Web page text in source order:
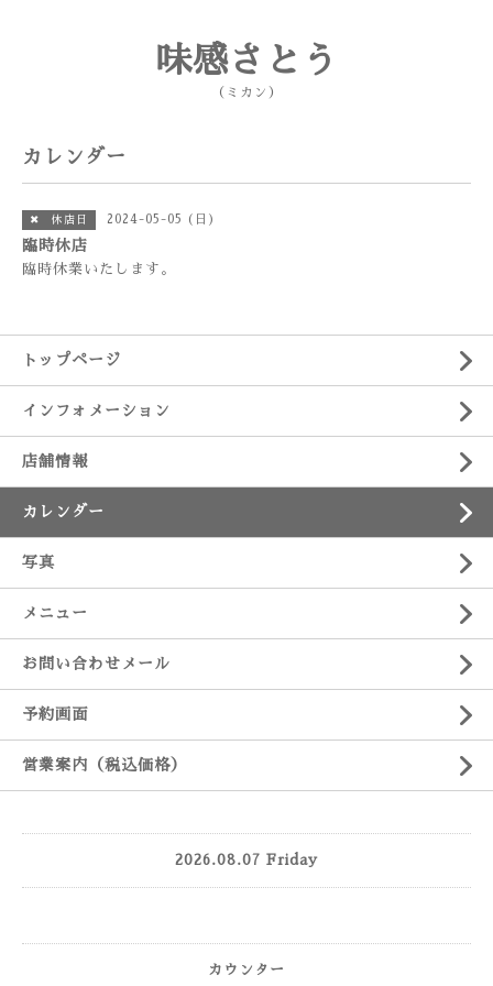
味感さとう
（ミカン）
カレンダー
✖ 休店日 2024-05-05 (日)
臨時休店
臨時休業いたします。
トップページ
インフォメーション
店舗情報
カレンダー
写真
メニュー
お問い合わせメール
予約画面
営業案内（税込価格）
2026.08.07 Friday
カウンター